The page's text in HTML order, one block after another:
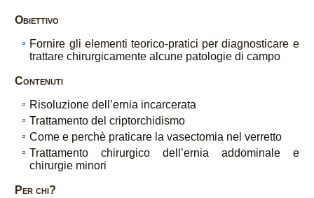
Obiettivo
Fornire gli elementi teorico-pratici per diagnosticare e
trattare chirurgicamente alcune patologie di campo
Contenuti
Risoluzione dell’ernia incarcerata
Trattamento del criptorchidismo
Come e perchè praticare la vasectomia nel verretto
Trattamento chirurgico dell’ernia addominale e
chirurgie minori
Per chi?